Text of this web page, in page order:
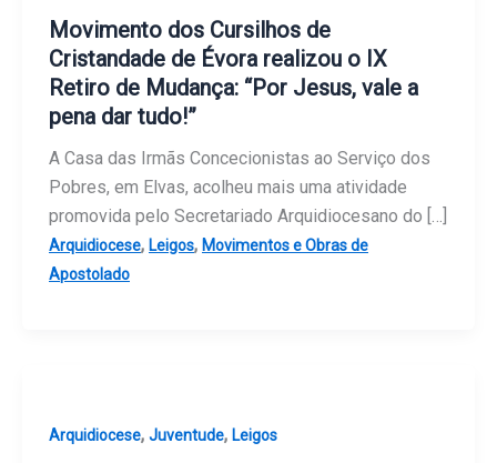
Movimento dos Cursilhos de
Cristandade de Évora realizou o IX
Retiro de Mudança: “Por Jesus, vale a
pena dar tudo!”
A Casa das Irmãs Concecionistas ao Serviço dos
Pobres, em Elvas, acolheu mais uma atividade
promovida pelo Secretariado Arquidiocesano do […]
Arquidiocese, Leigos, Movimentos e Obras de
Apostolado
Arquidiocese, Juventude, Leigos